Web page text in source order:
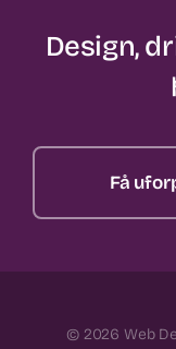
Design,
Få
© 2026 Web